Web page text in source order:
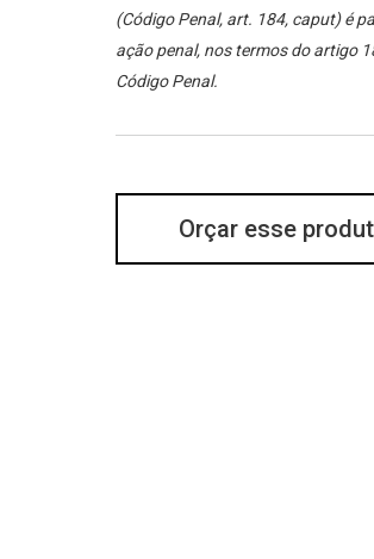
(Código Penal, art. 184, caput) é
ação penal, nos termos do artigo
Código Penal.
Orçar esse